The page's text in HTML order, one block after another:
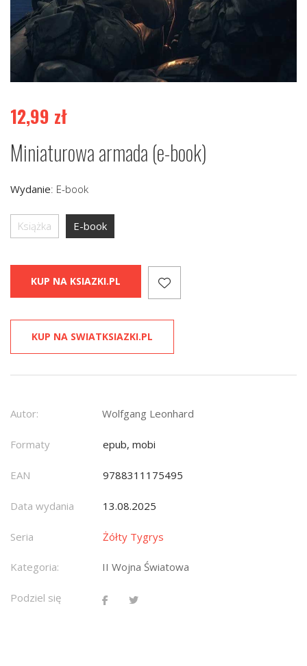
12,99 zł
Miniaturowa armada (e-book)
Wydanie: E-book
Książka E-book
KUP NA KSIAZKI.PL
KUP NA SWIATKSIAZKI.PL
Autor: Wolfgang Leonhard
Formaty epub, mobi
EAN 9788311175495
Data wydania 13.08.2025
Seria Żółty Tygrys
Kategoria: II Wojna Światowa
Podziel się